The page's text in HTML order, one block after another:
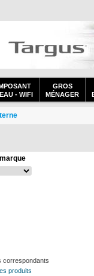
- WIFI
GROS
MÉNAGER
correspondants
produits